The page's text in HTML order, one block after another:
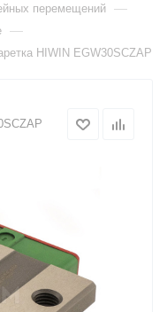
перемещений —
—
HIWIN EGW30SCZAP